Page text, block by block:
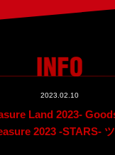
2023.02.10
Land 2023-
2023 -STARS-